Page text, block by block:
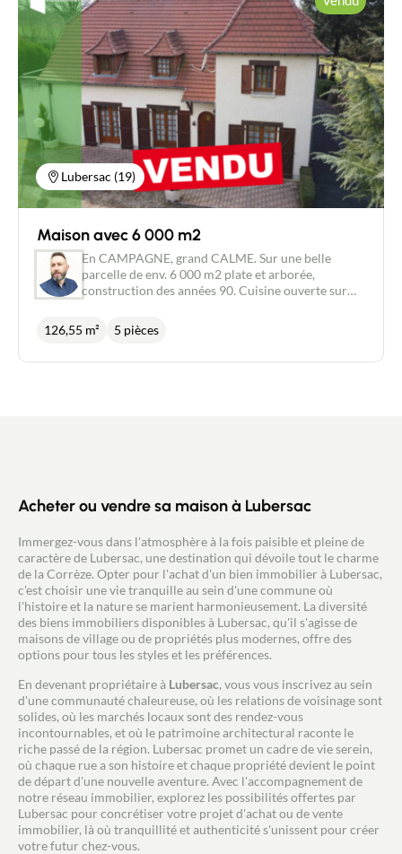
Au premier étage, deux chambres d'environ 11 et
13 m², un WC, une dépendance avec une chaufferie
et son petit préau. Les caractéristiques comme le
poêle à BOIS, la chaudière au GAZ, le double
vitrage en bois, et le tout à l’égout sont des atouts
très appréciables pour le confort et la praticité. La
présence d’un grand terrain arboré de 3 000 m²
permet également de profiter pleinement de la
nature et du CALME environnant. Les + : tout à
l’égout et Fibre INTERNET
Lubersac (19)
Maison avec 6 000 m2
En CAMPAGNE, grand CALME. Sur une belle
parcelle de env. 6 000 m2 plate et arborée,
construction des années 90. Cuisine ouverte sur
de env. 15 m2 donnant sur le balcon/terrasse,
bureau, salle d'eau récente. 2 garages de env. 21 m2
126,55 m² 5 pièces
Acheter ou vendre sa maison à Lubersac
Immergez-vous dans l'atmosphère à la fois paisible et pleine de
caractère de Lubersac, une destination qui dévoile tout le charme
de la Corrèze. Opter pour l'achat d'un bien immobilier à Lubersac,
c'est choisir une vie tranquille au sein d'une commune où
l'histoire et la nature se marient harmonieusement. La diversité
des biens immobiliers disponibles à Lubersac, qu'il s'agisse de
maisons de village ou de propriétés plus modernes, offre des
options pour tous les styles et les préférences.
En devenant propriétaire à Lubersac, vous vous inscrivez au sein
d'une communauté chaleureuse, où les relations de voisinage sont
solides, où les marchés locaux sont des rendez-vous
incontournables, et où le patrimoine architectural raconte le
riche passé de la région. Lubersac promet un cadre de vie serein,
où chaque rue a son histoire et chaque propriété devient le point
de départ d'une nouvelle aventure. Avec l'accompagnement de
notre réseau immobilier, explorez les possibilités offertes par
Lubersac pour concrétiser votre projet d'achat ou de vente
immobilier, là où tranquillité et authenticité s'unissent pour créer
votre futur chez-vous.